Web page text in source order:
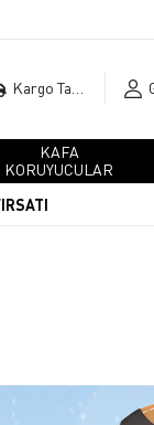
KAFA
KORUYUCULAR